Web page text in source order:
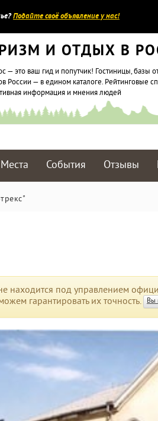
Подайте своё объявление у нас!
И ОТДЫХ В
— это ваш гид и попутчик! Гостиницы, базы
России — в едином каталоге. Рейтинговые
информация и мнения людей
Места События Отзывы
находится под управлением
гарантировать их точность. Вы